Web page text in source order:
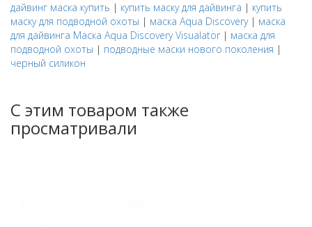
дайвинг маска купить | купить маску для дайвинга | купить
маску для подводной охоты | маска Aqua Discovery| маска
для дайвинга Маска Aqua Discovery Visualator | маска для
подводной охоты | подводные маски нового поколения |
черный силикон
С этим товаром также
просматривали